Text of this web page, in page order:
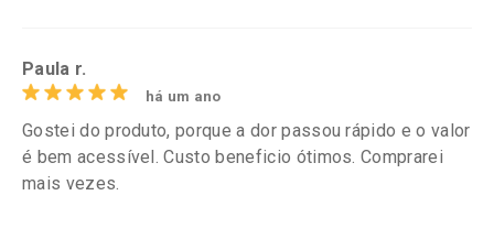
Paula r.
há um ano
Gostei do produto, porque a dor passou rápido e o valor
é bem acessível. Custo beneficio ótimos. Comprarei
mais vezes.